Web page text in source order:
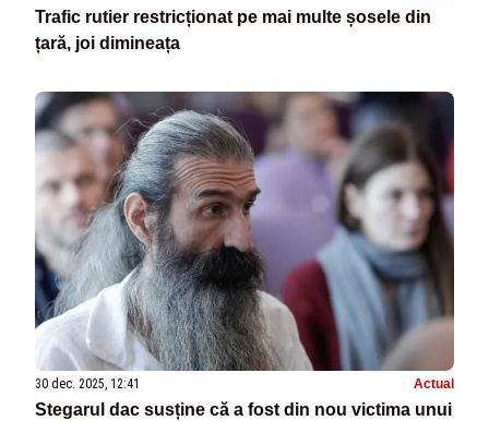
Trafic rutier restricționat pe mai multe șosele din
țară, joi dimineața
30 dec. 2025, 12:41 Actual
Stegarul dac susține că a fost din nou victima unui